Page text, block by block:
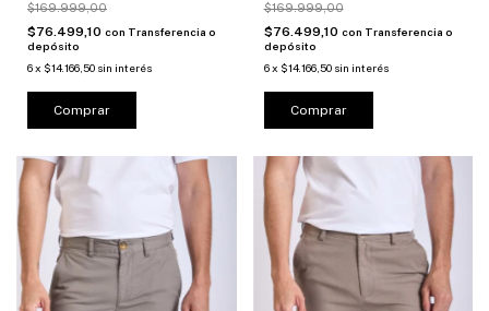
$169.999,00
$76.499,10 con Transferencia o
depósito
6x $14.166,50 sin interés
Comprar
$169.999,00
$76.499,10 con Transferencia o
depósito
6 x $14.166,50 sin interés
Comprar